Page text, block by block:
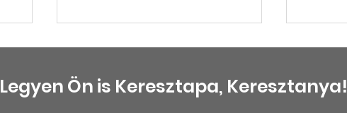
Legyen Ön is Keresztapa, Keresztanya!